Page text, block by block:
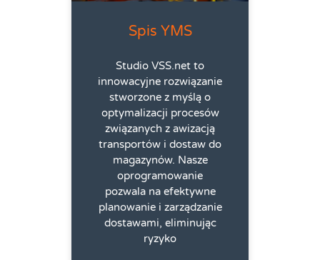
Spis YMS
Studio VSS.net to
innowacyjne rozwiązanie
stworzone z myślą o
optymalizacji procesów
związanych z awizacją
transportów i dostaw do
magazynów. Nasze
oprogramowanie
pozwala na efektywne
planowanie i zarządzanie
dostawami, eliminując
ryzyko